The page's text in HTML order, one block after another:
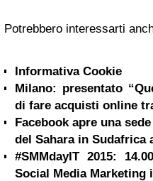
Potrebbero interessarti
Informativa Cookie
Milano: presentato
di fare acquisti online
Facebook apre una
del Sahara in Sudafrica
#SMMdayIT 2015:
Social Media Marketing